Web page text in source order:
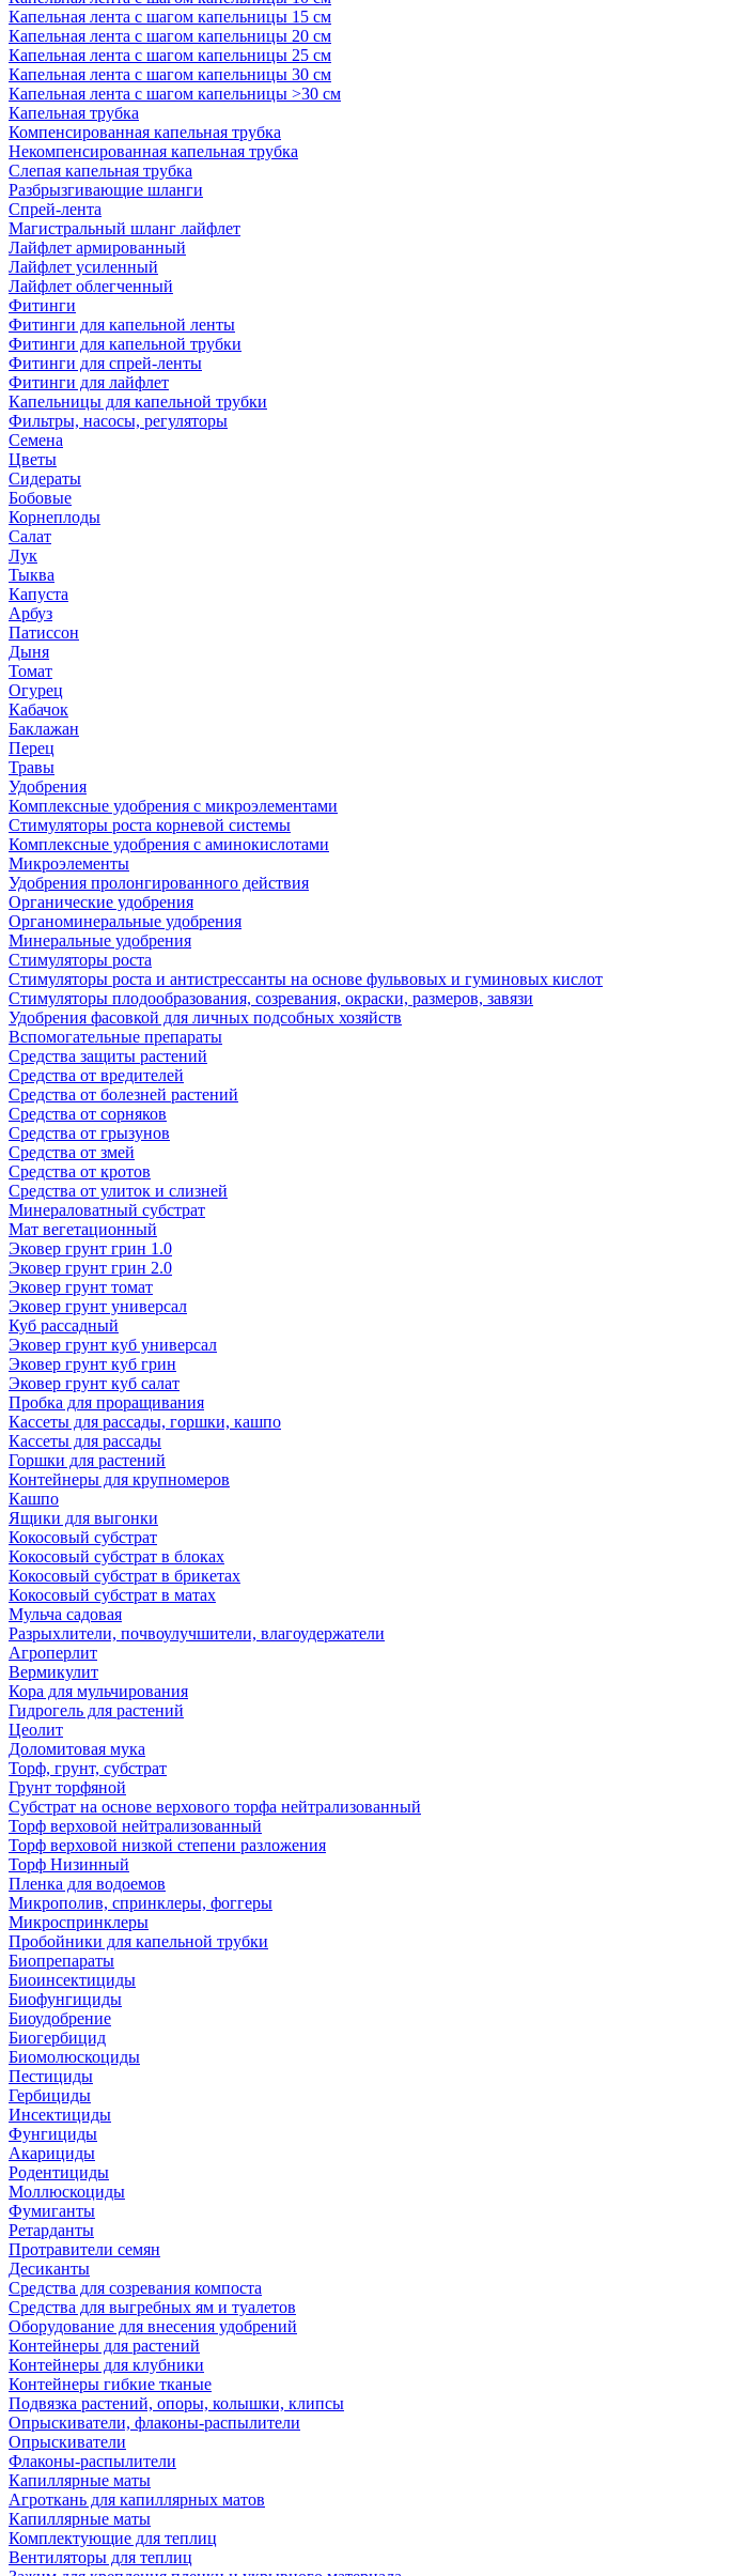
Капельная лента с шагом капельницы 15 см
Капельная лента с шагом капельницы 20 см
Капельная лента с шагом капельницы 25 см
Капельная лента с шагом капельницы 30 см
Капельная лента с шагом капельницы >30 см
Капельная трубка
Компенсированная капельная трубка
Некомпенсированная капельная трубка
Слепая капельная трубка
Разбрызгивающие шланги
Спрей-лента
Магистральный шланг лайфлет
Лайфлет армированный
Лайфлет усиленный
Лайфлет облегченный
Фитинги
Фитинги для капельной ленты
Фитинги для капельной трубки
Фитинги для спрей-ленты
Фитинги для лайфлет
Капельницы для капельной трубки
Фильтры, насосы, регуляторы
Семена
Цветы
Сидераты
Бобовые
Корнеплоды
Салат
Лук
Тыква
Капуста
Арбуз
Патиссон
Дыня
Томат
Огурец
Кабачок
Баклажан
Перец
Травы
Удобрения
Комплексные удобрения с микроэлементами
Стимуляторы роста корневой системы
Комплексные удобрения с аминокислотами
Микроэлементы
Удобрения пролонгированного действия
Органические удобрения
Органоминеральные удобрения
Минеральные удобрения
Стимуляторы роста
Стимуляторы роста и антистрессанты на основе фульвовых и гуминовых кислот
Стимуляторы плодообразования, созревания, окраски, размеров, завязи
Удобрения фасовкой для личных подсобных хозяйств
Вспомогательные препараты
Средства защиты растений
Средства от вредителей
Средства от болезней растений
Средства от сорняков
Средства от грызунов
Средства от змей
Средства от кротов
Средства от улиток и слизней
Минераловатный субстрат
Мат вегетационный
Эковер грунт грин 1.0
Эковер грунт грин 2.0
Эковер грунт томат
Эковер грунт универсал
Куб рассадный
Эковер грунт куб универсал
Эковер грунт куб грин
Эковер грунт куб салат
Пробка для проращивания
Кассеты для рассады, горшки, кашпо
Кассеты для рассады
Горшки для растений
Контейнеры для крупномеров
Кашпо
Ящики для выгонки
Кокосовый субстрат
Кокосовый субстрат в блоках
Кокосовый субстрат в брикетах
Кокосовый субстрат в матах
Мульча садовая
Разрыхлители, почвоулучшители, влагоудержатели
Агроперлит
Вермикулит
Кора для мульчирования
Гидрогель для растений
Цеолит
Доломитовая мука
Торф, грунт, субстрат
Грунт торфяной
Субстрат на основе верхового торфа нейтрализованный
Торф верховой нейтрализованный
Торф верховой низкой степени разложения
Торф Низинный
Пленка для водоемов
Микрополив, спринклеры, фоггеры
Микроспринклеры
Пробойники для капельной трубки
Биопрепараты
Биоинсектициды
Биофунгициды
Биоудобрение
Биогербицид
Биомолюскоциды
Пестициды
Гербициды
Инсектициды
Фунгициды
Акарициды
Родентициды
Моллюскоциды
Фумиганты
Ретарданты
Протравители семян
Десиканты
Средства для созревания компоста
Средства для выгребных ям и туалетов
Оборудование для внесения удобрений
Контейнеры для растений
Контейнеры для клубники
Контейнеры гибкие тканые
Подвязка растений, опоры, колышки, клипсы
Опрыскиватели, флаконы-распылители
Опрыскиватели
Флаконы-распылители
Капиллярные маты
Агроткань для капиллярных матов
Капиллярные маты
Комплектующие для теплиц
Вентиляторы для теплиц